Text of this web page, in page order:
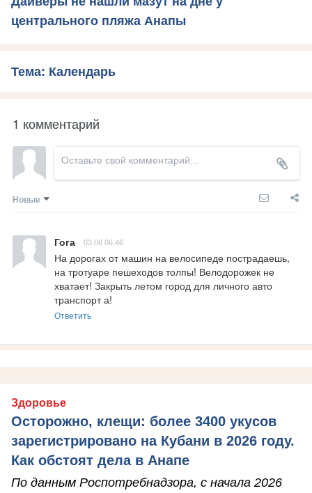
центрального пляжа Анапы
Тема: Календарь
1 комментарий
Новые
Гога 03.06 06:46
На дорогах от машин на велосипеде пострадаешь,
на тротуаре пешеходов толпы! Велодорожек не
хватает! Закрыть летом город для личного авто
транспорт а!
Ответить
Здоровье
Осторожно, клещи: более 3400 укусов
зарегистрировано на Кубани в 2026 году.
Как обстоят дела в Анапе
По данным Роспотребнадзора, с начала 2026